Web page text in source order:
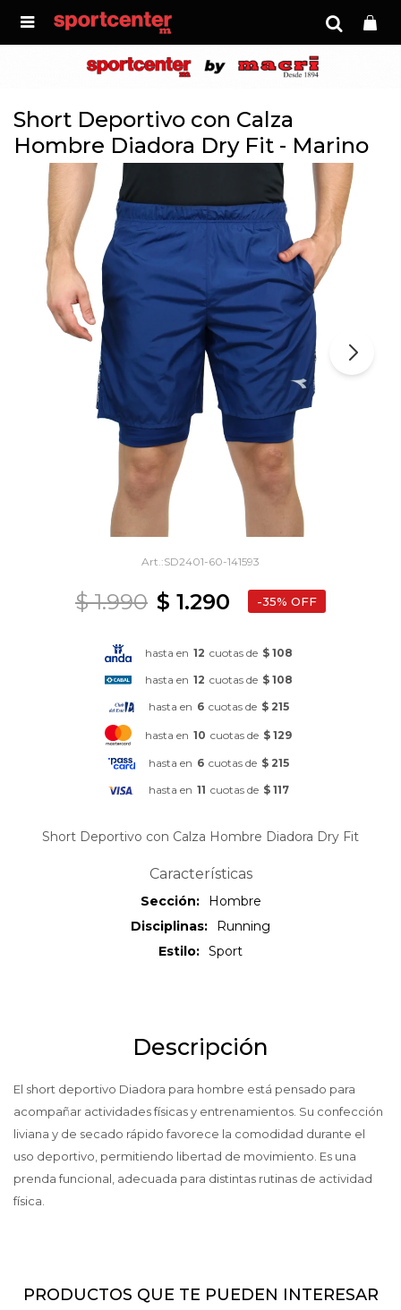

Short Deportivo con Calza
Hombre Diadora Dry Fit - Marino
SD2401-60-141593
$ 1.290
$ 1.990 35
hasta en 12 cuotas de $ 108
hasta en 12 cuotas de $ 108
hasta en 6 cuotas de $ 215
hasta en 10 cuotas de $ 129
hasta en 6 cuotas de $ 215
hasta en 11 cuotas de $ 117
Short Deportivo con Calza Hombre Diadora Dry Fit
Características
Sección
Hombre
Disciplinas
Running
Estilo
Sport
Descripción
El short deportivo Diadora para hombre está pensado para
acompañar actividades físicas y entrenamientos. Su confección
liviana y de secado rápido favorece la comodidad durante el
uso deportivo, permitiendo libertad de movimiento. Es una
prenda funcional, adecuada para distintas rutinas de actividad
física.
PRODUCTOS QUE TE PUEDEN INTERESAR